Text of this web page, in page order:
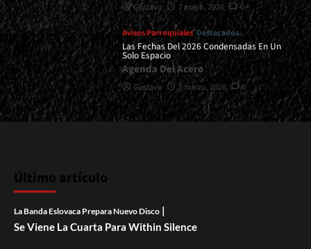
Gustavo 7 mayo, 2026 0
Avisos Parroquiales Destacados
Las Fechas Del 2026 Condensadas En Un
Solo Espacio
Agenda Del Acero
Gustavo 2 marzo, 2026 0
Último artículo
La Banda Eslovaca Prepara Nuevo Disco |
Se Viene La Cuarta Para Within Silence